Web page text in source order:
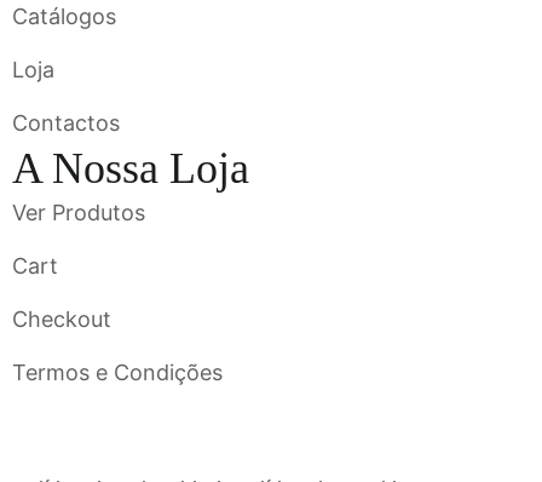
Catálogos
Loja
Contactos
A Nossa Loja
Ver Produtos
Cart
Checkout
Termos e Condições